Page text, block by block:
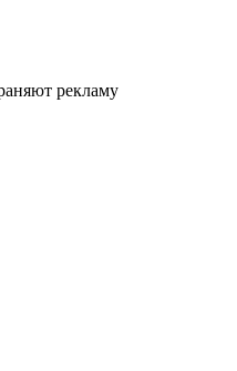
рекламу